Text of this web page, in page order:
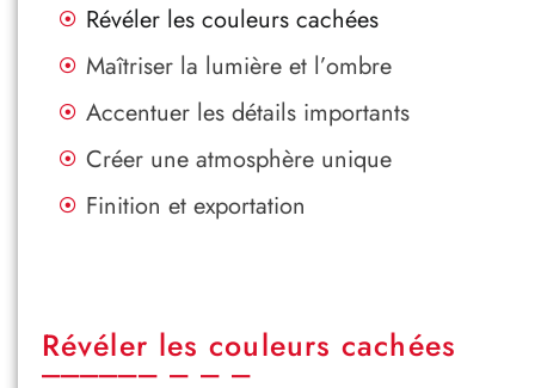
Révéler les couleurs cachées
Maîtriser la lumière et l’ombre
Accentuer les détails importants
Créer une atmosphère unique
Finition et exportation
Révéler les couleurs cachées